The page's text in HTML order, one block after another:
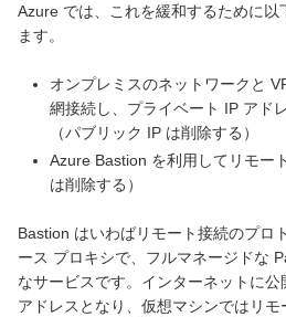
Azure では、これを緩和するために
ます。
オンプレミスのネットワークと
網接続し、プライベート IP アド
（パブリック IP は削除する）
Azure Bastion を利用してリモー
は削除する）
Bastion はいわばリモート接続のプロ
ース プロキシで、フルマネージドな
なサービスです。インターネットに
アドレスとなり、仮想マシンではリ